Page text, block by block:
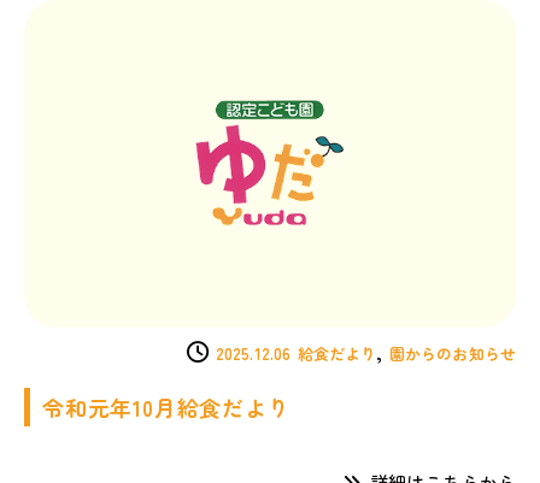
2025.12.06 給食だより , 園からのお知らせ
令和元年10月給食だより